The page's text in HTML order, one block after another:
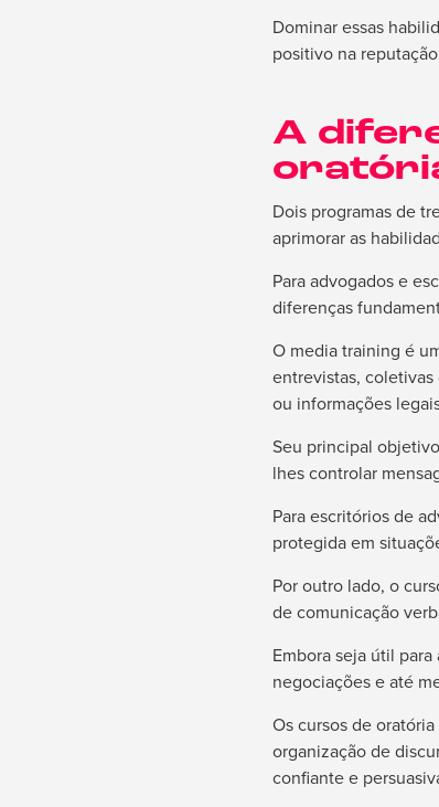
Dominar essas
positivo na
A
Dois programas de
aprimorar as
Para advogados e
diferenças
O media training é
entrevistas,
ou informações
Seu principal
lhes controlar
Para escritórios de
protegida em
Por outro lado, o
de comunicação
Embora seja útil
negociações e até
Os cursos de
organização de
confiante e